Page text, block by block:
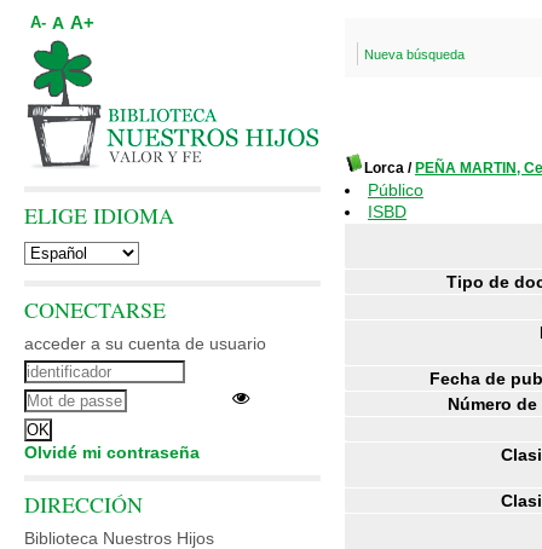
Nueva búsqueda
Lorca / PEÑA MARTIN,
Público
ISBD
Tipo de
Fecha de
Número
A- A A+
ELIGE IDIOMA
CONECTARSE
acceder a su cuenta de usuario
Olvidé mi contraseña
DIRECCIÓN
Biblioteca Nuestros Hijos